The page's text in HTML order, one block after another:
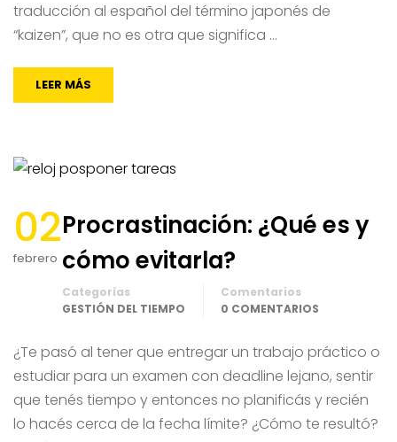
traducción al español del término japonés de
“kaizen”, que no es otra que significa …
LEER MÁS
02
febrero
Procrastinación: ¿Qué es y
cómo evitarla?
Categorías
GESTIÓN DEL TIEMPO
Comentarios
0 COMENTARIOS
¿Te pasó al tener que entregar un trabajo práctico o
estudiar para un examen con deadline lejano, sentir
que tenés tiempo y entonces no planificás y recién
lo hacés cerca de la fecha límite? ¿Cómo te resultó?